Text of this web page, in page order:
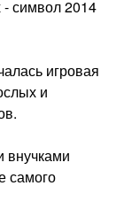
символ 2014
игровая
и
внучками
самого